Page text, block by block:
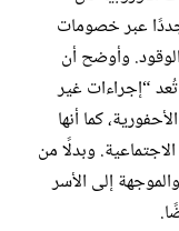
عبر خصومات
وأوضح أن
“إجراءات غير
كما أنها
وبدلًا من
إلى الأسر